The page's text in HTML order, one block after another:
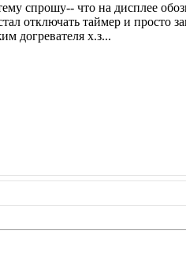
спрошу-- что на дисплее
отключать таймер и просто
догревателя х.з...